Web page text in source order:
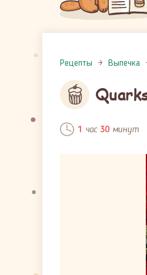
Рецепты Выпечка
1 час 30минут